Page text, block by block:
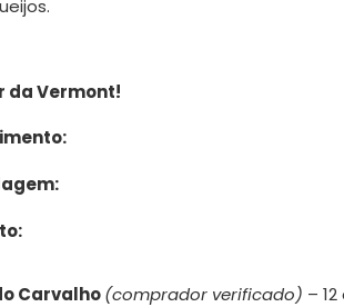
da Vermont!
Carvalho(comprador verificado) –